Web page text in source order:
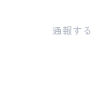
通報する